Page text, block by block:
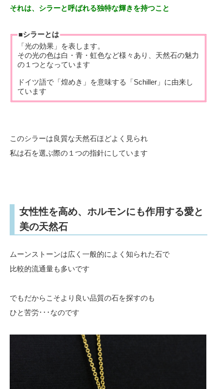
それは、シラーと呼ばれる独特な輝きを持つこと
■シラーとは
「光の効果」を表します。
その光の色は白・青・虹色など様々あり、天然石の魅力
の１つとなっています
ドイツ語で「煌めき」を意味する「Schiller」に由来し
ています
このシラーは良質な天然石ほどよく見られ
私は石を選ぶ際の１つの指針にしています
女性性を高め、ホルモンにも作用する愛と
美の天然石
ムーンストーンは広く一般的によく知られた石で
比較的流通量も多いです
でもだからこそより良い品質の石を探すのも
ひと苦労･･･なのです